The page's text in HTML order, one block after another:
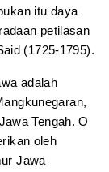
itu daya
petilasan
(1725-1795).
adalah
Tengah. O
oleh
Jawa